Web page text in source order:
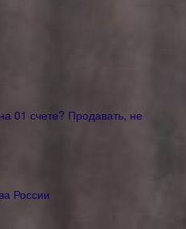
01 счете? Продавать, не
России